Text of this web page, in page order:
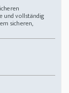
und vollständig
sicheren,